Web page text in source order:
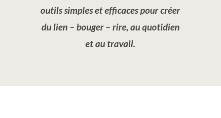
outils simples et efficacespour créer
du lien – bouger – rire, au quotidien
et au travail.